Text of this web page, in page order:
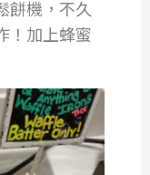
餅機，不久
！加上蜂蜜